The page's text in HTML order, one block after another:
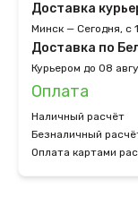
Доставка
Минск — Сегодня, с
Доставка по
Курьером до 08
Оплата
Наличный расчёт
Безналичный
Оплата картами